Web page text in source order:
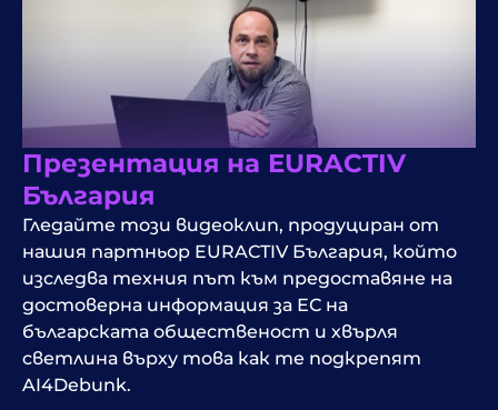
Презентация на EURACTIV
България
Гледайте този видеоклип, продуциран от
нашия партньор EURACTIV България, който
изследва техния път към предоставяне на
достоверна информация за ЕС на
българската общественост и хвърля
светлина върху това как те подкрепят
AI4Debunk.